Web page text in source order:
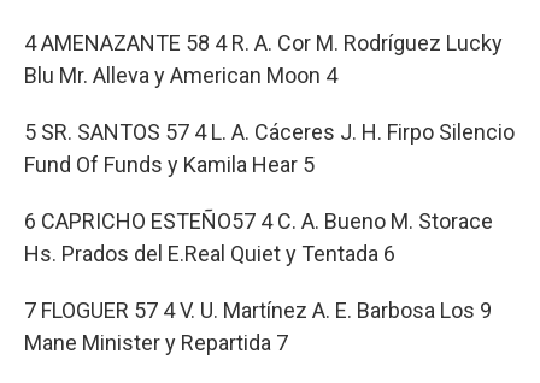
4 AMENAZANTE 58 4 R. A. Cor M. Rodríguez Lucky
Blu Mr. Alleva y American Moon 4
5 SR. SANTOS 57 4 L. A. Cáceres J. H. Firpo Silencio
Fund Of Funds y Kamila Hear 5
6 CAPRICHO ESTEÑO57 4 C. A. Bueno M. Storace
Hs. Prados del E.Real Quiet y Tentada 6
7 FLOGUER 57 4 V. U. Martínez A. E. Barbosa Los 9
Mane Minister y Repartida 7